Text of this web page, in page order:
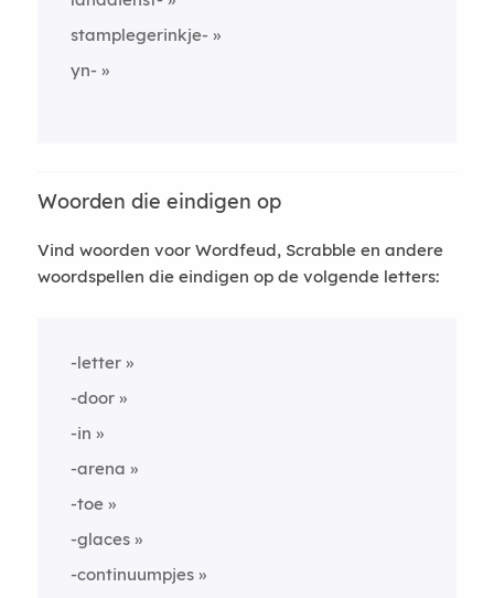
stamplegerinkje-
yn-
Woorden die eindigen op
Vind woorden voor Wordfeud, Scrabble en andere
woordspellen die eindigen op de volgende letters:
-letter
-door
-in
-arena
-toe
-glaces
-continuumpjes